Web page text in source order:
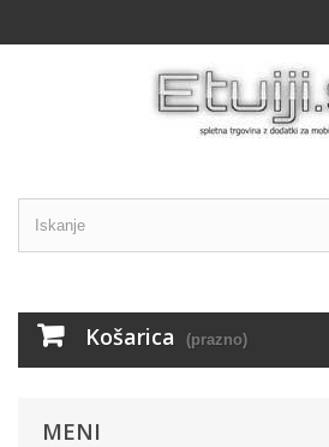
Košarica (prazno)
MENI